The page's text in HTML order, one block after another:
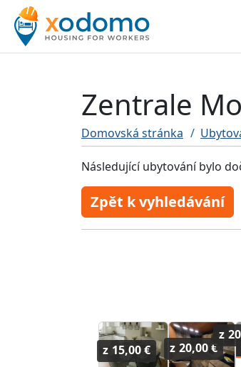
Zentrale
Domovská stránka
Následující ubytování bylo
Zpět k vyhledávání
z 15,00 € z 20,00 €
z